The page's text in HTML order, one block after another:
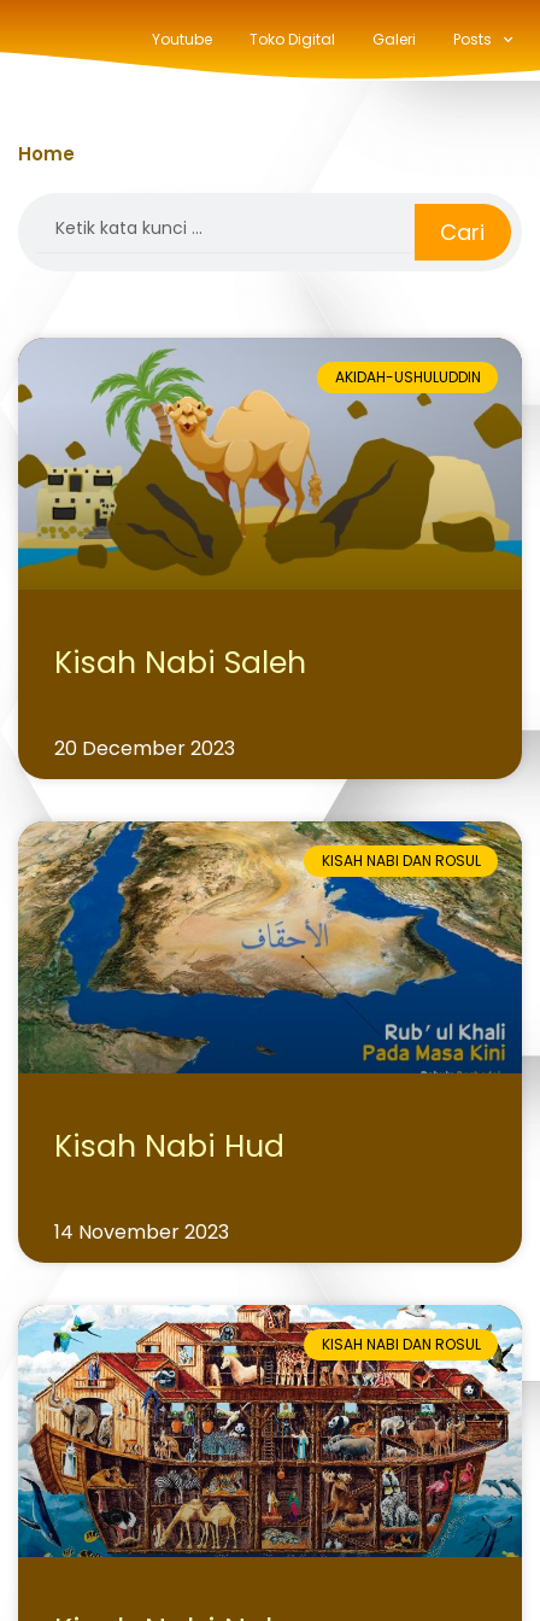
Youtube Toko Digital Galeri Posts
Home
Cari
AKIDAH-USHULUDDIN
Kisah Nabi Saleh
20 December 2023
KISAH NABI DAN ROSUL
Kisah Nabi Hud
14 November 2023
KISAH NABI DAN ROSUL